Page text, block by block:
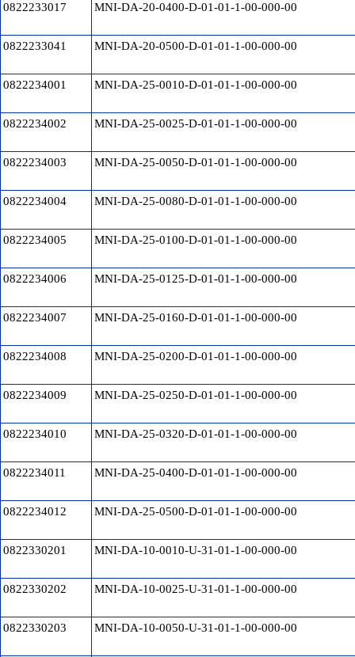
0822233017 MNI-DA-20-0400-D-01-01-1-00-000-00
0822233041 MNI-DA-20-0500-D-01-01-1-00-000-00
0822234001 MNI-DA-25-0010-D-01-01-1-00-000-00
0822234002 MNI-DA-25-0025-D-01-01-1-00-000-00
0822234003 MNI-DA-25-0050-D-01-01-1-00-000-00
0822234004 MNI-DA-25-0080-D-01-01-1-00-000-00
0822234005 MNI-DA-25-0100-D-01-01-1-00-000-00
0822234006 MNI-DA-25-0125-D-01-01-1-00-000-00
0822234007 MNI-DA-25-0160-D-01-01-1-00-000-00
0822234008 MNI-DA-25-0200-D-01-01-1-00-000-00
0822234009 MNI-DA-25-0250-D-01-01-1-00-000-00
0822234010 MNI-DA-25-0320-D-01-01-1-00-000-00
0822234011 MNI-DA-25-0400-D-01-01-1-00-000-00
0822234012 MNI-DA-25-0500-D-01-01-1-00-000-00
0822330201 MNI-DA-10-0010-U-31-01-1-00-000-00
0822330202 MNI-DA-10-0025-U-31-01-1-00-000-00
0822330203 MNI-DA-10-0050-U-31-01-1-00-000-00